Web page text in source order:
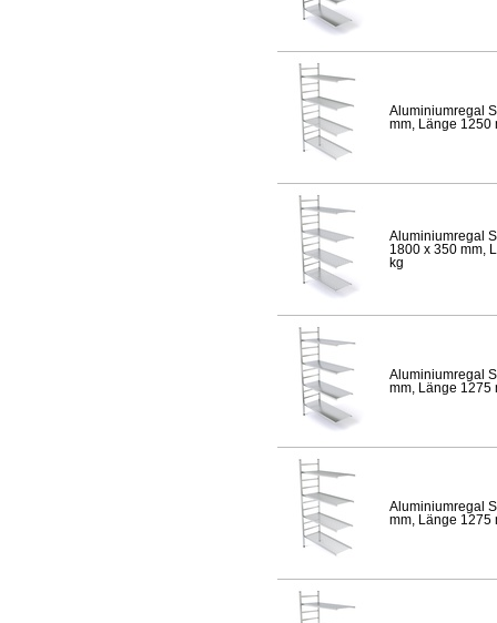
Aluminiumregal
mm, Länge 1250
Aluminiumregal
1800 x 350 mm,
kg
Aluminiumregal
mm, Länge 1275
Aluminiumregal
mm, Länge 1275